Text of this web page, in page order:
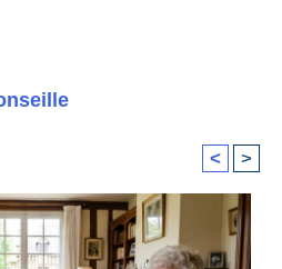
< >